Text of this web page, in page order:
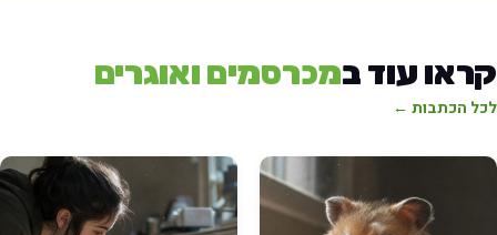
עוד במכרסמים ואוגרים
הכתבות ←